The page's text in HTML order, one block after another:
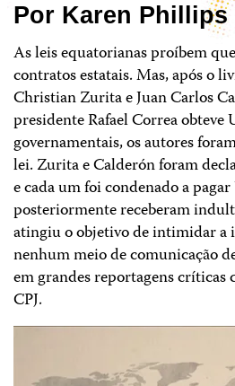
Por Karen Phillips
As leis equatorianas proíbem
contratos estatais. Mas, após o
Christian Zurita e Juan Carlos
presidente Rafael Correa
governamentais, os autores
lei. Zurita e Calderón foram
e cada um foi condenado a
posteriormente receberam
atingiu o objetivo de intimidar a
nenhum meio de comunicação
em grandes reportagens críticas
CPJ.